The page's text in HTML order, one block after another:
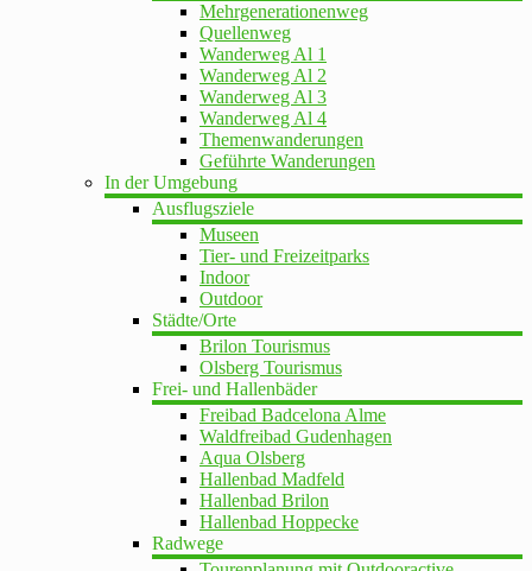
Mehrgenerationenweg
Quellenweg
Wanderweg Al 1
Wanderweg Al 2
Wanderweg Al 3
Wanderweg Al 4
Themenwanderungen
Geführte Wanderungen
In der Umgebung
Ausflugsziele
Museen
Tier- und Freizeitparks
Indoor
Outdoor
Städte/Orte
Brilon Tourismus
Olsberg Tourismus
Frei- und Hallenbäder
Freibad Badcelona Alme
Waldfreibad Gudenhagen
Aqua Olsberg
Hallenbad Madfeld
Hallenbad Brilon
Hallenbad Hoppecke
Radwege